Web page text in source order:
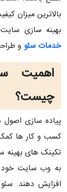
بالاترین میزان
بهینه سازی
خدمات سئو و
اهمیت
چیست؟
پیاده سازی
کسب و کار ها کمک
تکینک های بهینه
به وب سایت خود
افزایش دهند.